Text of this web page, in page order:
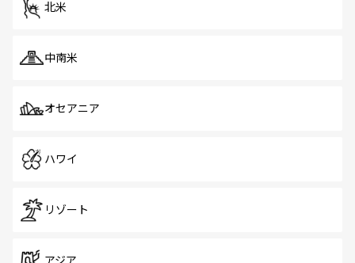
北米
中南米
オセアニア
ハワイ
リゾート